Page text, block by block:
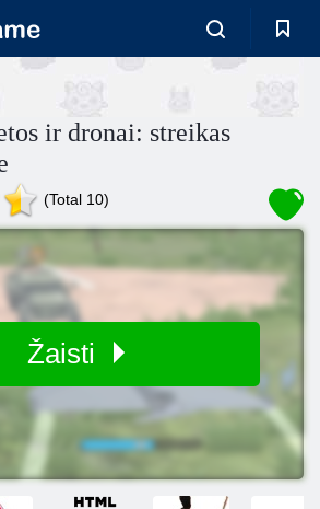
ir dronai: streikas
(Total 10)
Žaisti